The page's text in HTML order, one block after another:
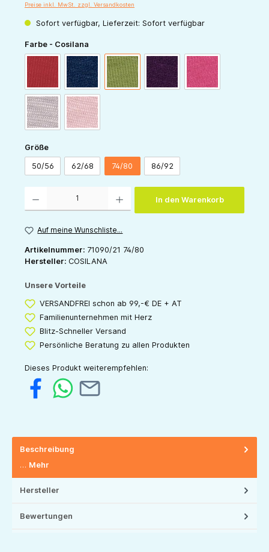
Preise inkl. MwSt. zzgl. Versandkosten
Sofort verfügbar, Lieferzeit: Sofort verfügbar
Farbe - Cosilana
marine grün pflaume pink
grau rose
Größeauswählen
50/56 62/68 74/80 86/92
In den Warenkorb
Auf meine Wunschliste...
Artikelnummer: 71090/21 74/80
Hersteller: COSILANA
Unsere Vorteile
VERSANDFREI schon ab 99,-€ DE + AT
Familienunternehmen mit Herz
Blitz-Schneller Versand
Persönliche Beratung zu allen Produkten
Dieses Produkt weiterempfehlen:
Beschreibung
… Mehr
Hersteller
Bewertungen